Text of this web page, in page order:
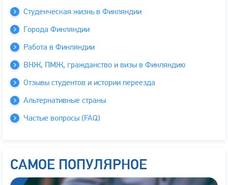
Студенческая жизнь в Финляндии
Города Финляндии
Работа в Финляндии
ВНЖ, ПМЖ, гражданство и визы в Финляндию
Отзывы студентов и истории переезда
Альтернативные страны
Частые вопросы (FAQ)
САМОЕ ПОПУЛЯРНОЕ